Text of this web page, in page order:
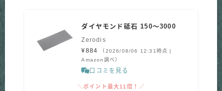
ダイヤモンド砥石 150～3000
Zerodis
¥884
（2026/08/06 12:31時点 |
Amazon調べ）
口コミを見る
＼ポイント最大11倍！／